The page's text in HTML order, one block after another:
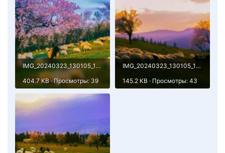
IMG_20240323_130105_171.jpg
404.7 KB · Просмотры: 39
IMG_20240323_130105_181.jpg
145.2 KB · Просмотры: 43